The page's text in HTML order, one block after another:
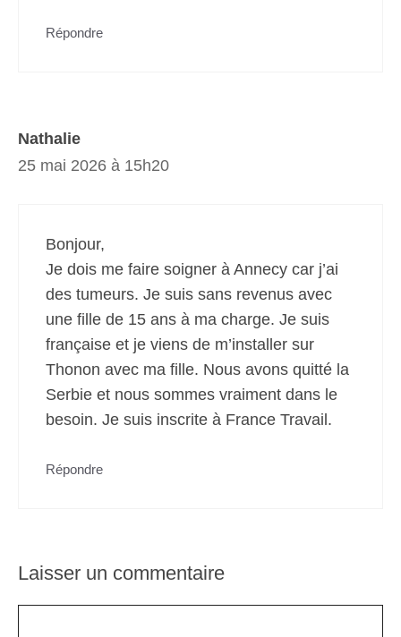
Répondre
Nathalie
25 mai 2026 à 15h20
Bonjour,
Je dois me faire soigner à Annecy car j’ai
des tumeurs. Je suis sans revenus avec
une fille de 15 ans à ma charge. Je suis
française et je viens de m’installer sur
Thonon avec ma fille. Nous avons quitté la
Serbie et nous sommes vraiment dans le
besoin. Je suis inscrite à France Travail.
Répondre
Laisser un commentaire